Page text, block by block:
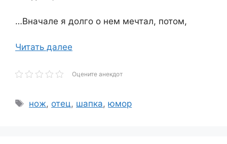
…Вначале я долго о нем мечтал, потом,
Читать далее
Оцените анекдот
Метки
нож, отец, шапка,юмор